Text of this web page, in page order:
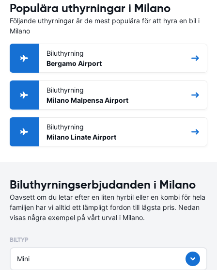
Populära uthyrningar i Milano
Följande uthyrningar är de mest populära för att hyra en bil i
Milano
Biluthyrning
Bergamo Airport
Biluthyrning
Milano Malpensa Airport
Biluthyrning
Milano Linate Airport
Biluthyrningserbjudanden i Milano
Oavsett om du letar efter en liten hyrbil eller en kombi för hela
familjen har vi alltid ett lämpligt fordon till lägsta pris. Nedan
visas några exempel på vårt urval i Milano.
BILTYP
Mini